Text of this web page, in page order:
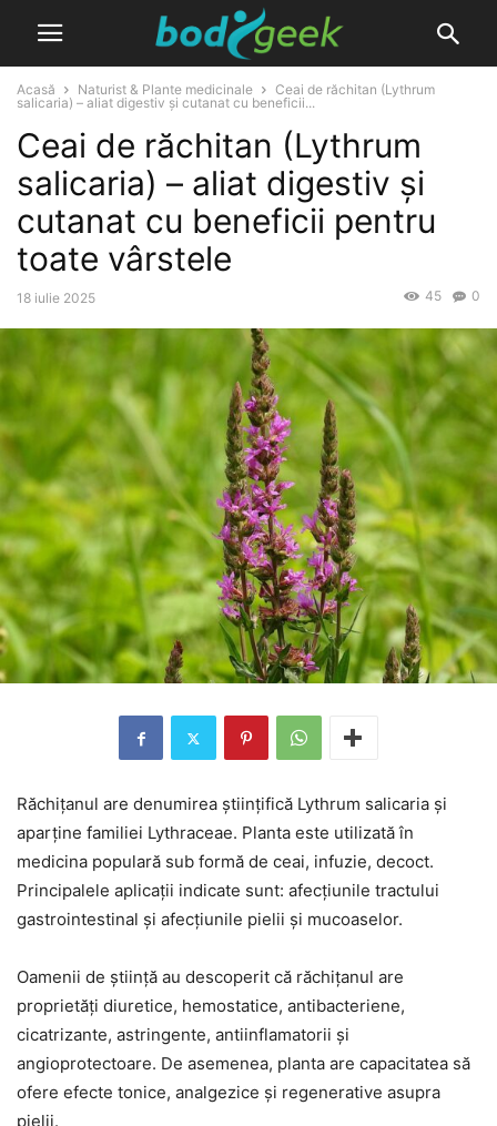
Acasă Naturist & Plante medicinale
Ceai de răchitan (Lythrum
salicaria) – aliat digestiv și cutanat cu beneficii...
Ceai de răchitan (Lythrum
salicaria) – aliat digestiv și
cutanat cu beneficii pentru
toate vârstele
18 iulie 2025 0
45
Răchițanul are denumirea științifică Lythrum salicaria și
aparține familiei Lythraceae. Planta este utilizată în
medicina populară sub formă de ceai, infuzie, decoct.
Principalele aplicații indicate sunt: afecțiunile tractului
gastrointestinal și afecțiunile pielii și mucoaselor.
Oamenii de știință au descoperit că răchițanul are
proprietăți diuretice, hemostatice, antibacteriene,
cicatrizante, astringente, antiinflamatorii și
angioprotectoare. De asemenea, planta are capacitatea să
ofere efecte tonice, analgezice și regenerative asupra
pielii.